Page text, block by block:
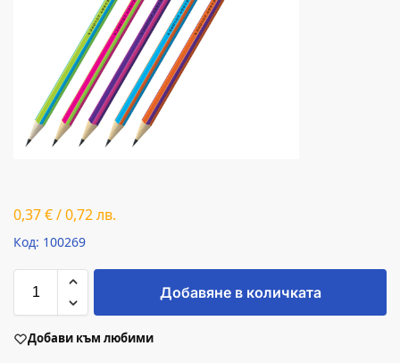
0,37€/0,72лв.
Код: 100269
Добавяне в количката
Добави към любими